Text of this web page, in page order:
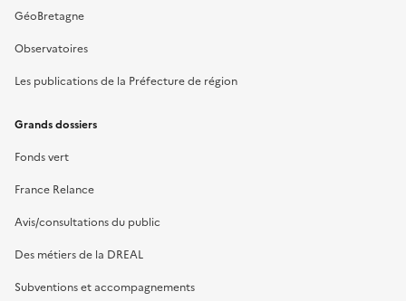
GéoBretagne
Observatoires
Les publications de la Préfecture de région
Grands dossiers
Fonds vert
France Relance
Avis/consultations du public
Des métiers de la DREAL
Subventions et accompagnements